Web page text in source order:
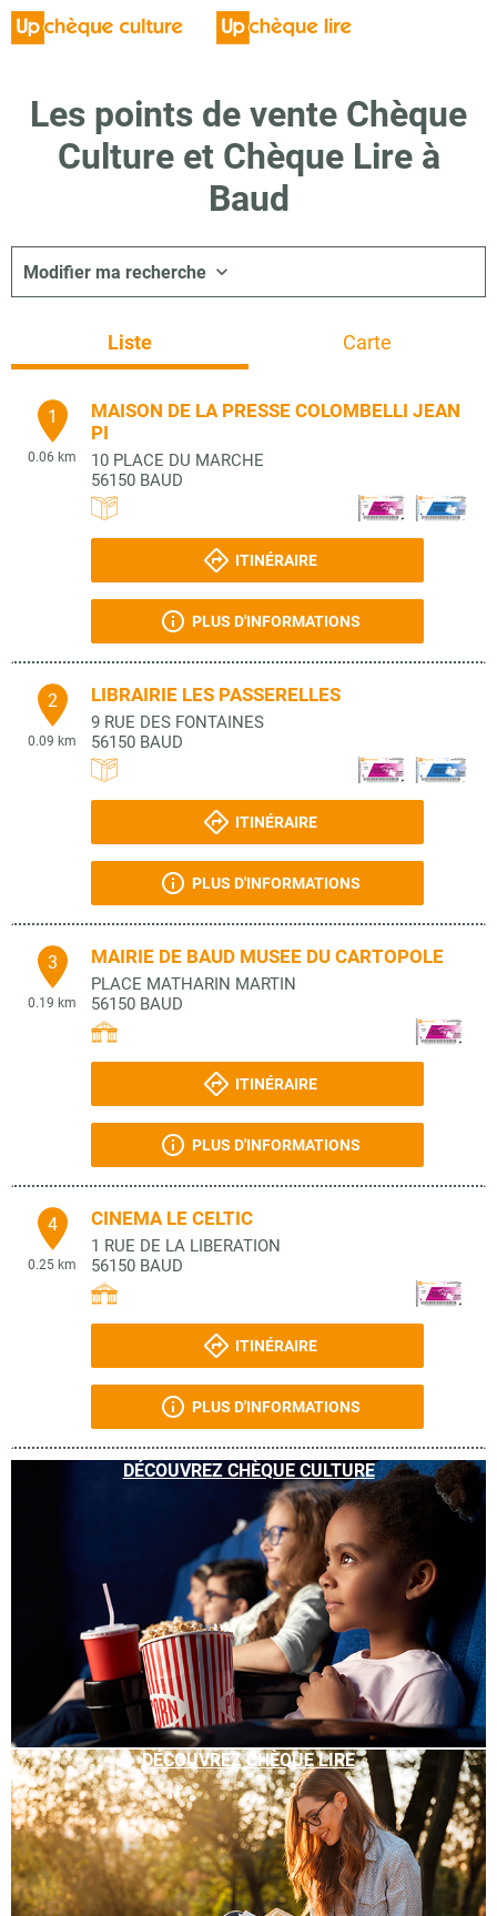
Les points de vente Chèque
Culture et Chèque Lire à
Baud
Modifier ma recherche
Liste Carte
1
0.06 km
MAISON DE LA PRESSE COLOMBELLI JEAN
PI
10 PLACE DU MARCHE
56150 BAUD
ITINÉRAIRE
PLUS D'INFORMATIONS
2
0.09 km
LIBRAIRIE LES PASSERELLES
9 RUE DES FONTAINES
56150 BAUD
ITINÉRAIRE
PLUS D'INFORMATIONS
3
0.19 km
MAIRIE DE BAUD MUSEE DU CARTOPOLE
PLACE MATHARIN MARTIN
56150 BAUD
ITINÉRAIRE
PLUS D'INFORMATIONS
4
0.25 km
CINEMA LE CELTIC
1 RUE DE LA LIBERATION
56150 BAUD
ITINÉRAIRE
PLUS D'INFORMATIONS
DÉCOUVREZ CHÈQUE CULTURE
DÉCOUVREZ CHÈQUE LIRE